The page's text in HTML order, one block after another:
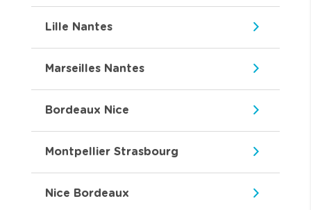
Lille Nantes
Marseilles Nantes
Bordeaux Nice
Montpellier Strasbourg
Nice Bordeaux